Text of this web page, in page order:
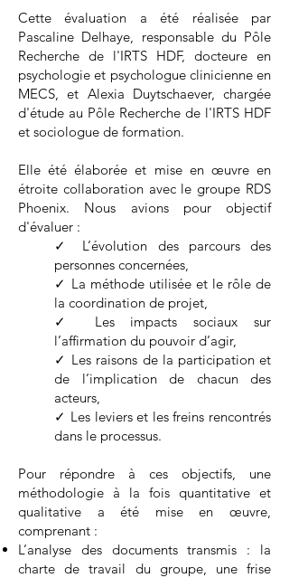
Cette évaluation a été réalisée par
Pascaline Delhaye, responsable du Pôle
Recherche de l'IRTS HDF, docteure en
psychologie et psychologue clinicienne en
MECS, et Alexia Duytschaever, chargée
d'étude au Pôle Recherche de l'IRTS HDF
et sociologue de formation.
Elle été élaborée et mise en œuvre en
étroite collaboration avec le groupe RDS
Phoenix. Nous avions pour objectif
d'évaluer :
✓ L’évolution des parcours des
personnes concernées,
✓ La méthode utilisée et le rôle de
la coordination de projet,
✓ Les impacts sociaux sur
l’affirmation du pouvoir d’agir,
✓ Les raisons de la participation et
de l’implication de chacun des
acteurs,
✓ Les leviers et les freins rencontrés
dans le processus.
Pour répondre à ces objectifs, une
méthodologie à la fois quantitative et
qualitative a été mise en œuvre,
comprenant :
L’analyse des documents transmis : la
charte de travail du groupe, une frise